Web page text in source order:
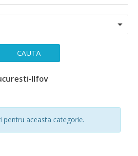
CAUTA
Ilfov
pentru aceasta categorie.